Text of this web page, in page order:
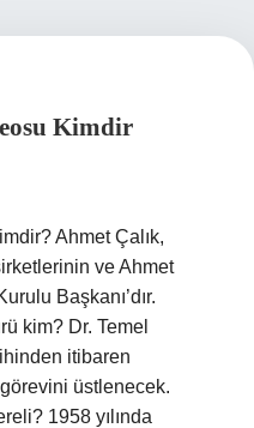
Kimdir
Ahmet Çalık,
ve Ahmet
Başkanı’dır.
kim? Dr. Temel
itibaren
üstlenecek.
1958 yılında